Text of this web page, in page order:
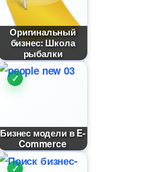
Оригинальный
изнес: Школа
рыбалки
Бизнес модели в E-
Commerce